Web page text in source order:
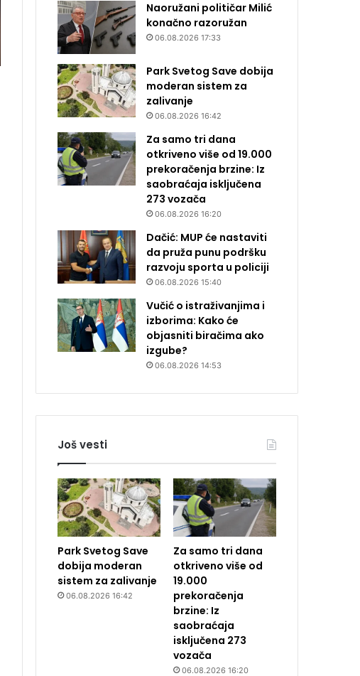
Naoružani političar Milić
konačno razoružan
06.08.2026 17:33
Park Svetog Save dobija
moderan sistem za
zalivanje
06.08.2026 16:42
Za samo tri dana
otkriveno više od 19.000
prekoračenja brzine: Iz
saobraćaja isključena
273 vozača
06.08.2026 16:20
Dačić: MUP će nastaviti
da pruža punu podršku
razvoju sporta u policiji
06.08.2026 15:40
Vučić o istraživanjima i
izborima: Kako će
objasniti biračima ako
izgube?
06.08.2026 14:53
Još vesti
Park Svetog Save
dobija moderan
sistem za zalivanje
06.08.2026 16:42
Za samo tri dana
otkriveno više od
19.000
prekoračenja
brzine: Iz
saobraćaja
isključena 273
vozača
06.08.2026 16:20